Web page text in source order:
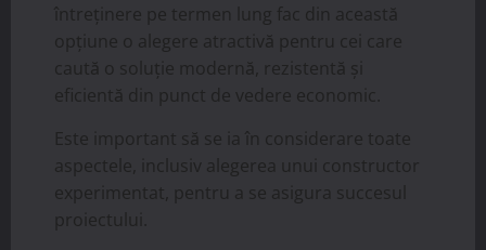
întreținere pe termen lung fac din această
opțiune o alegere atractivă pentru cei care
caută o soluție modernă, rezistentă și
eficientă din punct de vedere economic.
Este important să se ia în considerare toate
aspectele, inclusiv alegerea unui constructor
experimentat, pentru a se asigura succesul
proiectului.